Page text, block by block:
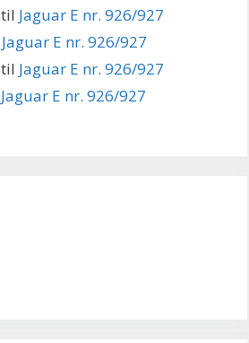
til Jaguar E nr. 926/927
Jaguar E nr. 926/927
til Jaguar E nr. 926/927
Jaguar E nr. 926/927